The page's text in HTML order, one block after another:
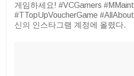
게임하세요! #VCGamers
#TTopUpVoucherGame
신의 인스타그램 계정에 올렸다.